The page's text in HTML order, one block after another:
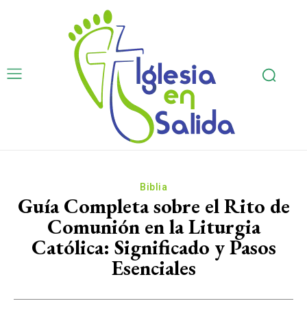
Biblia
Guía Completa sobre el Rito de
Comunión en la Liturgia
Católica: Significado y Pasos
Esenciales